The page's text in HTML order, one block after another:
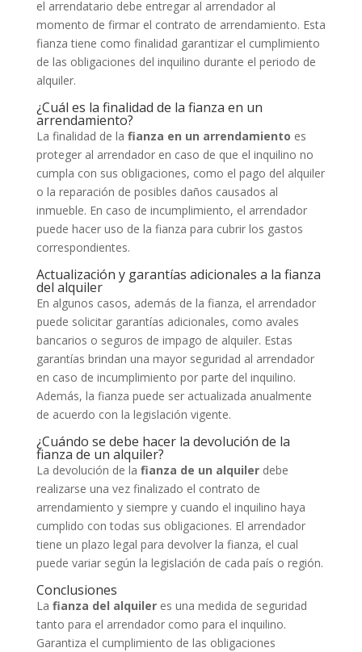
el arrendatario debe entregar al arrendador al
momento de firmar el contrato de arrendamiento. Esta
fianza tiene como finalidad garantizar el cumplimiento
de las obligaciones del inquilino durante el periodo de
alquiler.
¿Cuál es la finalidad de la fianza en un
arrendamiento?
La finalidad de la fianza en un arrendamiento es
proteger al arrendador en caso de que el inquilino no
cumpla con sus obligaciones, como el pago del alquiler
o la reparación de posibles daños causados al
inmueble. En caso de incumplimiento, el arrendador
puede hacer uso de la fianza para cubrir los gastos
correspondientes.
Actualización y garantías adicionales a la fianza
del alquiler
En algunos casos, además de la fianza, el arrendador
puede solicitar garantías adicionales, como avales
bancarios o seguros de impago de alquiler. Estas
garantías brindan una mayor seguridad al arrendador
en caso de incumplimiento por parte del inquilino.
Además, la fianza puede ser actualizada anualmente
de acuerdo con la legislación vigente.
¿Cuándo se debe hacer la devolución de la
fianza de un alquiler?
La devolución de la fianza de un alquilerdebe
realizarse una vez finalizado el contrato de
arrendamiento y siempre y cuando el inquilino haya
cumplido con todas sus obligaciones. El arrendador
tiene un plazo legal para devolver la fianza, el cual
puede variar según la legislación de cada país o región.
Conclusiones
La fianza del alquileres una medida de seguridad
tanto para el arrendador como para el inquilino.
Garantiza el cumplimiento de las obligaciones